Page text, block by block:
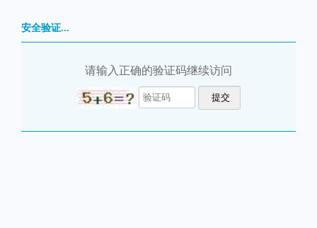
安全验证...
请输入正确的验证码继续访问